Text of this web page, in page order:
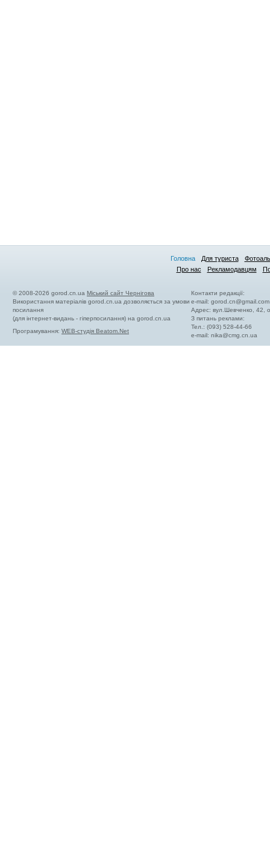
Головна Для туриста
Про нас
Рекламодавцям
© 2008-2026 gorod.cn.ua Міський сайт Чернігова
Використання матеріалів gorod.cn.ua дозволяється за умови
посилання
(для інтернет-видань - гіперпосилання) на gorod.cn.ua
Програмування: WEB-студія Beatom.Net
Контакти редакції:
e-mail:gorod.cn@gmail.com
Адрес: вул.Шевченко, 42,
З питань реклами:
Тел.: (093) 528-44-66
e-mail:nika@cmg.cn.ua